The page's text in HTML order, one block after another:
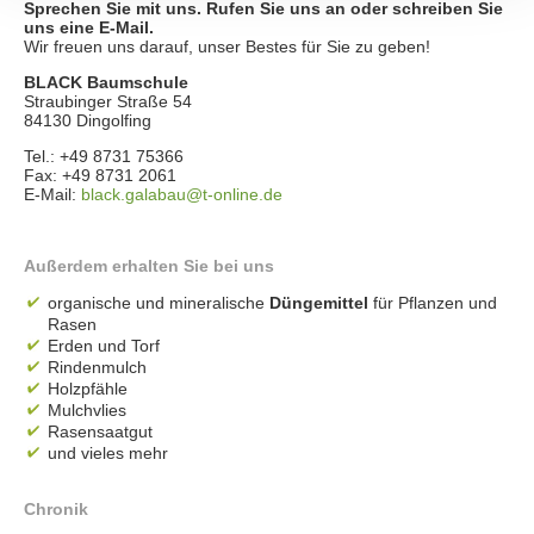
Sprechen Sie mit uns. Rufen Sie uns an oder schreiben Sie
uns eine E-Mail.
Wir freuen uns darauf, unser Bestes für Sie zu geben!
BLACK Baumschule
Straubinger Straße 54
84130 Dingolfing
Tel.: +49 8731 75366
Fax: +49 8731 2061
E-Mail: black.galabau@t-online.de
Außerdem erhalten Sie bei uns
organische und mineralische Düngemittel für Pflanzen und
Rasen
Erden und Torf
Rindenmulch
Holzpfähle
Mulchvlies
Rasensaatgut
und vieles mehr
Chronik